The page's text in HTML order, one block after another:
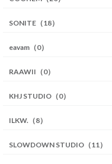
SONITE（18）
eavam（0）
RAAWII（0）
KHJ STUDIO（0）
ILKW.（8）
SLOWDOWN STUDIO（11）